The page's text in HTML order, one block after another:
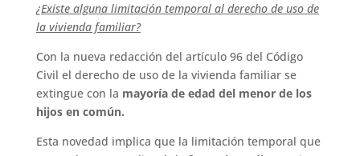
¿Existe alguna limitación temporal al derecho de uso de
la vivienda familiar?
Con la nueva redacción del artículo 96 del Código
Civil el derecho de uso de la vivienda familiar se
extingue con la mayoría de edad del menor de los
hijos en común.
Esta novedad implica que la limitación temporal que